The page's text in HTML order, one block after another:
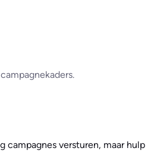
campagnes versturen, maar hulp